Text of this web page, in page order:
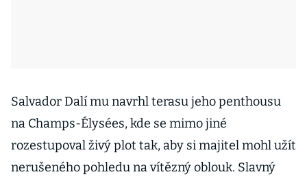
Salvador Dalí mu navrhl terasu jeho penthousu
na Champs-Élysées, kde se mimo jiné
rozestupoval živý plot tak, aby si majitel mohl užít
nerušeného pohledu na vítězný oblouk. Slavný